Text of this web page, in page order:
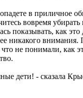
в приличное
вовремя
показывать, как это
никакого
не понимали, как
дети! - сказала